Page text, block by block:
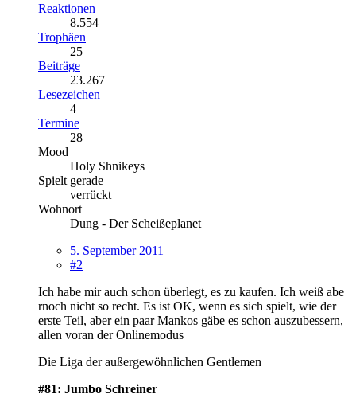
Reaktionen
8.554
Trophäen
25
Beiträge
23.267
Lesezeichen
4
Termine
28
Mood
Holy Shnikeys
Spielt gerade
verrückt
Wohnort
Dung - Der Scheißeplanet
5. September 2011
#2
Ich habe mir auch schon überlegt, es zu kaufen. Ich weiß abe
rnoch nicht so recht. Es ist OK, wenn es sich spielt, wie der
erste Teil, aber ein paar Mankos gäbe es schon auszubessern,
allen voran der Onlinemodus
Die Liga der außergewöhnlichen Gentlemen
#81: Jumbo Schreiner